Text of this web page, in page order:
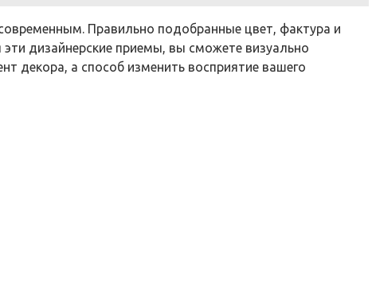
Правильно подобранные цвет, фактура и
дизайнерские приемы, вы сможете визуально
декора, а способ изменить восприятие вашего